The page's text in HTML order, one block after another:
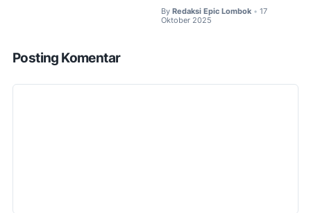
By Redaksi Epic Lombok • 17
Oktober 2025
Posting Komentar